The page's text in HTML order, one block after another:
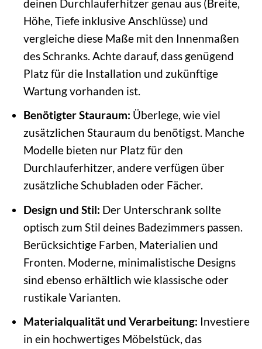
deinen Durchlauferhitzer genau aus (Breite,
Höhe, Tiefe inklusive Anschlüsse) und
vergleiche diese Maße mit den Innenmaßen
des Schranks. Achte darauf, dass genügend
Platz für die Installation und zukünftige
Wartung vorhanden ist.
Benötigter Stauraum: Überlege, wie viel
zusätzlichen Stauraum du benötigst. Manche
Modelle bieten nur Platz für den
Durchlauferhitzer, andere verfügen über
zusätzliche Schubladen oder Fächer.
Design und Stil: Der Unterschrank sollte
optisch zum Stil deines Badezimmers passen.
Berücksichtige Farben, Materialien und
Fronten. Moderne, minimalistische Designs
sind ebenso erhältlich wie klassische oder
rustikale Varianten.
Materialqualität und Verarbeitung: Investiere
in ein hochwertiges Möbelstück, das